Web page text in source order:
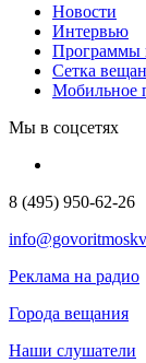
Новости
Интервью
Программы
Сетка
Мобильное
Мы в соцсетях
8 (495) 950-62-26
Реклама на радио
Города вещания
Наши слушатели